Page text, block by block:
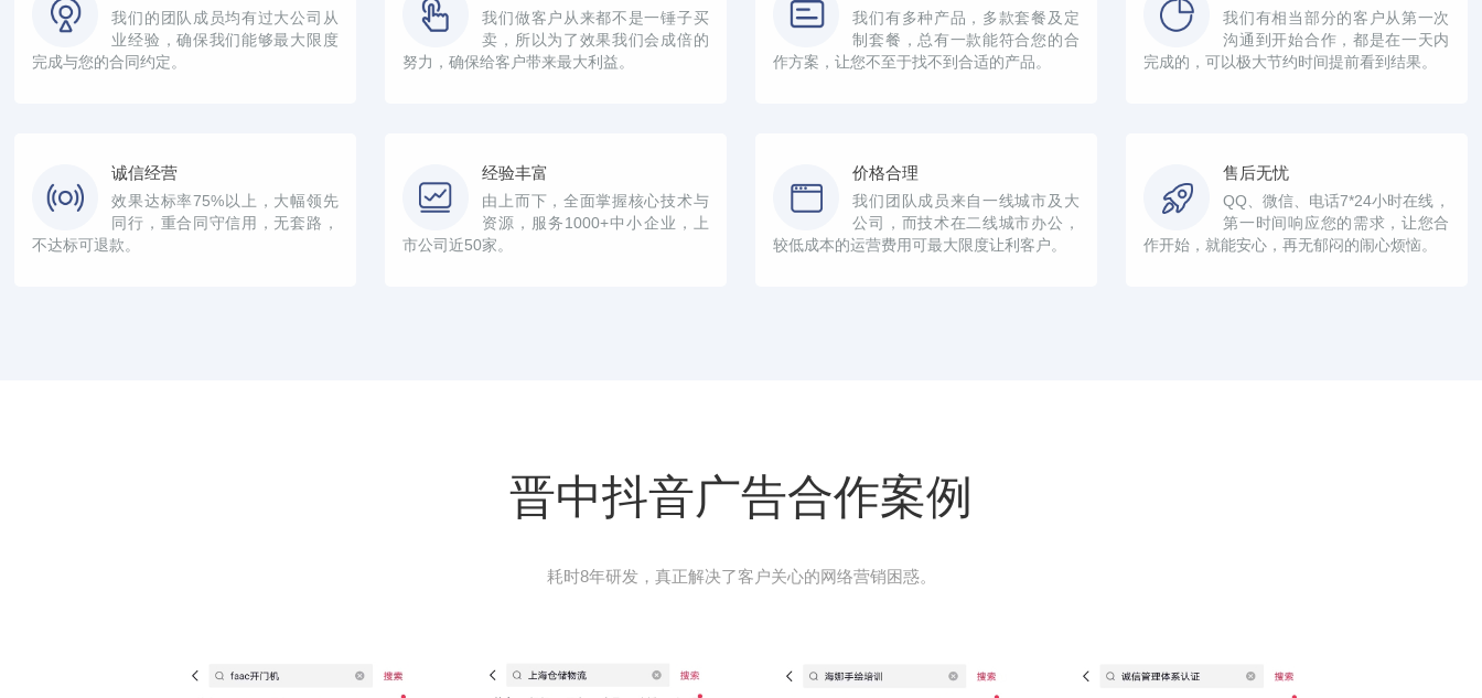
我们的团队成员均有过大公司从
业经验，确保我们能够最大限度
完成与您的合同约定。
我们做客户从来都不是一锤子买
卖，所以为了效果我们会成倍的
努力，确保给客户带来最大利益。
我们有多种产品，多款套餐及定
制套餐，总有一款能符合您的合
作方案，让您不至于找不到合适的产品。
我们有相当部分的客户从第一次
沟通到开始合作，都是在一天内
完成的，可以极大节约时间提前看到结果。
诚信经营
效果达标率75%以上，大幅领先
同行，重合同守信用，无套路，
不达标可退款。
经验丰富
由上而下，全面掌握核心技术与
资源，服务1000+中小企业，上
市公司近50家。
价格合理
我们团队成员来自一线城市及大
公司，而技术在二线城市办公，
较低成本的运营费用可最大限度让利客户。
售后无忧
QQ、微信、电话7*24小时在线，
第一时间响应您的需求，让您合
作开始，就能安心，再无郁闷的闹心烦恼。
晋中抖音广告合作案例
耗时8年研发，真正解决了客户关心的网络营销困惑。